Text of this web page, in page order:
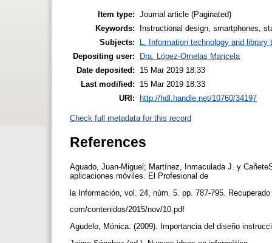
Item type: Journal article (Paginated)
Keywords:
Instructional design, smartphones,
Subjects:
L. Information technology and library
Depositing user:
Dra. López-Ornelas Maricela
Date deposited:
15 Mar 2019 18:33
Last modified:
15 Mar 2019 18:33
URI:
http://hdl.handle.net/10760/34197
Check full metadata for this record
References
Aguado, Juan-Miguel; Martínez, Inmaculada J. y
aplicaciones móviles. El Profesional de
la Información, vol. 24, núm. 5. pp. 787-795.
com/contenidos/2015/nov/10.pdf
Agudelo, Mónica. (2009). Importancia del diseño